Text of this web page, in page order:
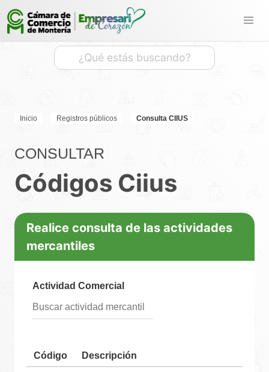
Inicio Registros públicos Consulta CIIUS
CONSULTAR
Códigos Ciius
Realice consulta de las actividades
mercantiles
Actividad Comercial
Código Descripción